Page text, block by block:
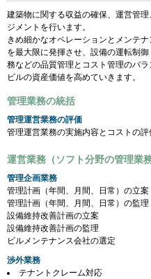
建築物に関する収益の確保、運営管
ジメントを行います。
きめ細かなオペレーションとメンテ
を最大限に発揮させ、設備の運転制
務などの品質管理とコスト管理のバ
ビルの資産価値を高めていきます。
管理業務の統括
管理運営業務の評価
管理運営業務の実施内容とコストの
運営業務（ソフト分野の管理業務
管理企画業務
管理計画（年間、月間、日常）の立案
管理計画（年間、月間、日常）の監理
設備維持改善計画の立案
設備維持改善計画の監理
ビルメンテナンス会社の選定
渉外業務
テナントクレーム対応